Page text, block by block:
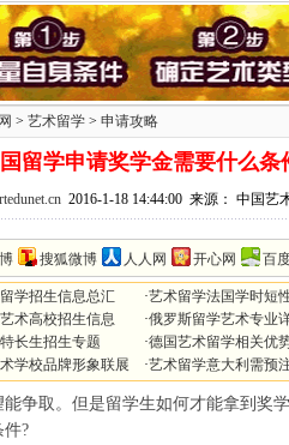
> 艺术留学 > 申请攻略
留学申请奖学金需要什么条
2016-1-18 14:44:00 来源： 中国艺
搜狐微博 人人网 开心网 百
学招生信息总汇
术高校招生信息
长生招生专题
学校品牌形象联展
·艺术留学法国学时短
·俄罗斯留学艺术专业
·德国艺术留学相关优
·艺术留学意大利需预
争取。但是留学生如何才能拿到奖
?